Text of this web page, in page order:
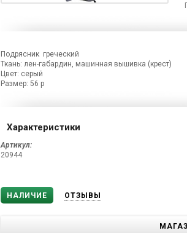
Подрясник греческий
Ткань: лен-габардин, машинная вышивка (крест)
Цвет: серый
Размер: 56 р
Характеристики
Артикул:
20944
НАЛИЧИЕ ОТЗЫВЫ